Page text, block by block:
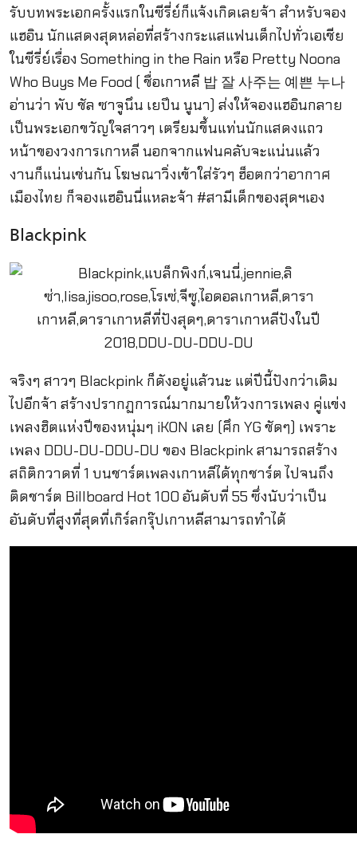
รับบทพระเอกครั้งแรกในซีรี่ย์ก็แจ้งเกิดเลยจ้า สำหรับจอง
แฮอิน นักแสดงสุดหล่อที่สร้างกระแสแฟนเด็กไปทั่วเอเชีย
ในซีรี่ย์เรื่อง Something in the Rain หรือ Pretty Noona
Who Buys Me Food ( ชื่อเกาหลี 밥 잘 사주는 예쁜 누나
อ่านว่า พับ ชัล ซาจูนึน เยปึน นูนา) ส่งให้จองแฮอินกลาย
เป็นพระเอกขวัญใจสาวๆ เตรียมขึ้นแท่นนักแสดงแถว
หน้าของวงการเกาหลี นอกจากแฟนคลับจะแน่นแล้ว
งานก็แน่นเช่นกัน โฆษณาวิ่งเข้าใส่รัวๆ ฮ็อตกว่าอากาศ
เมืองไทย ก็จองแฮอินนี่แหละจ้า #สามีเด็กของสุดฯเอง
Blackpink
จริงๆ สาวๆ Blackpink ก็ดังอยู่แล้วนะ แต่ปีนี้ปังกว่าเดิม
ไปอีกจ้า สร้างปรากฏการณ์มากมายให้วงการเพลง คู่แข่ง
เพลงฮิตแห่งปีของหนุ่มๆ iKON เลย (ศึก YG ชัดๆ) เพราะ
เพลง DDU-DU-DDU-DU ของ Blackpink สามารถสร้าง
สถิติกวาดที่ 1 บนชาร์ตเพลงเกาหลีได้ทุกชาร์ต ไปจนถึง
ติดชาร์ต Billboard Hot 100 อันดับที่ 55 ซึ่งนับว่าเป็น
อันดับที่สูงที่สุดที่เกิร์ลกรุ๊ปเกาหลีสามารถทำได้